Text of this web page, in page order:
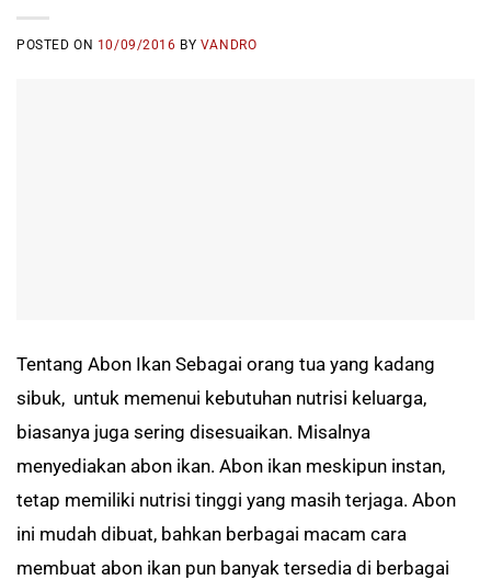
POSTED ON 10/09/2016 BY VANDRO
Tentang Abon Ikan Sebagai orang tua yang kadang
sibuk, untuk memenui kebutuhan nutrisi keluarga,
biasanya juga sering disesuaikan. Misalnya
menyediakan abon ikan. Abon ikan meskipun instan,
tetap memiliki nutrisi tinggi yang masih terjaga. Abon
ini mudah dibuat, bahkan berbagai macam cara
membuat abon ikan pun banyak tersedia di berbagai